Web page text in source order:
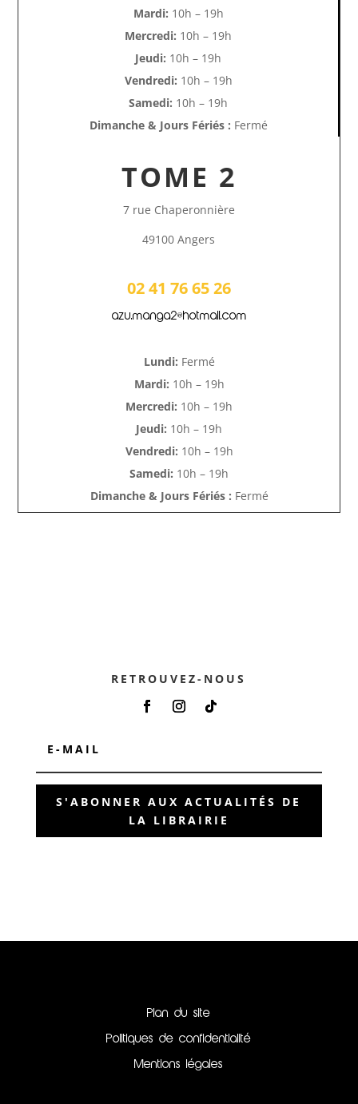
Mardi: 10h – 19h
Mercredi: 10h – 19h
Jeudi: 10h – 19h
Vendredi: 10h – 19h
Samedi: 10h – 19h
Dimanche & Jours Fériés : Fermé
TOME 2
7 rue Chaperonnière
49100 Angers
02 41 76 65 26
azu.manga2@hotmail.com
Lundi: Fermé
Mardi: 10h – 19h
Mercredi: 10h – 19h
Jeudi: 10h – 19h
Vendredi: 10h – 19h
Samedi: 10h – 19h
Dimanche & Jours Fériés : Fermé
RETROUVEZ-NOUS
S'ABONNER AUX ACTUALITÉS DE
LA LIBRAIRIE
Plan du site
Politiques de confidentialité
Mentions légales